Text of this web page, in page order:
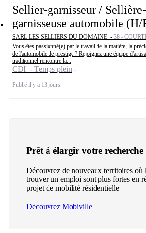
Sellier-garnisseur / Sellière-
garnisseuse automobile (H/
SARL LES SELLIERS DU DOMAINE - 38 -
Vous êtes passionné(e) par le travail de la matière, la
de l'automobile de prestige ? Rejoignez une équipe
traditionnel rencontre la...
CDI - Temps plein
Publié il y a 13 jours
Prêt à élargir votre recherche
Découvrez de nouveaux territoires où
trouver un emploi sont plus fortes en
projet de mobilité résidentielle
Découvrez Mobiville